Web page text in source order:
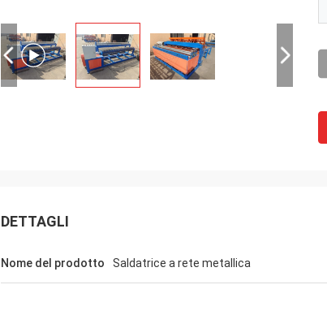
DETTAGLI
Nome del prodotto Saldatrice a rete metallica